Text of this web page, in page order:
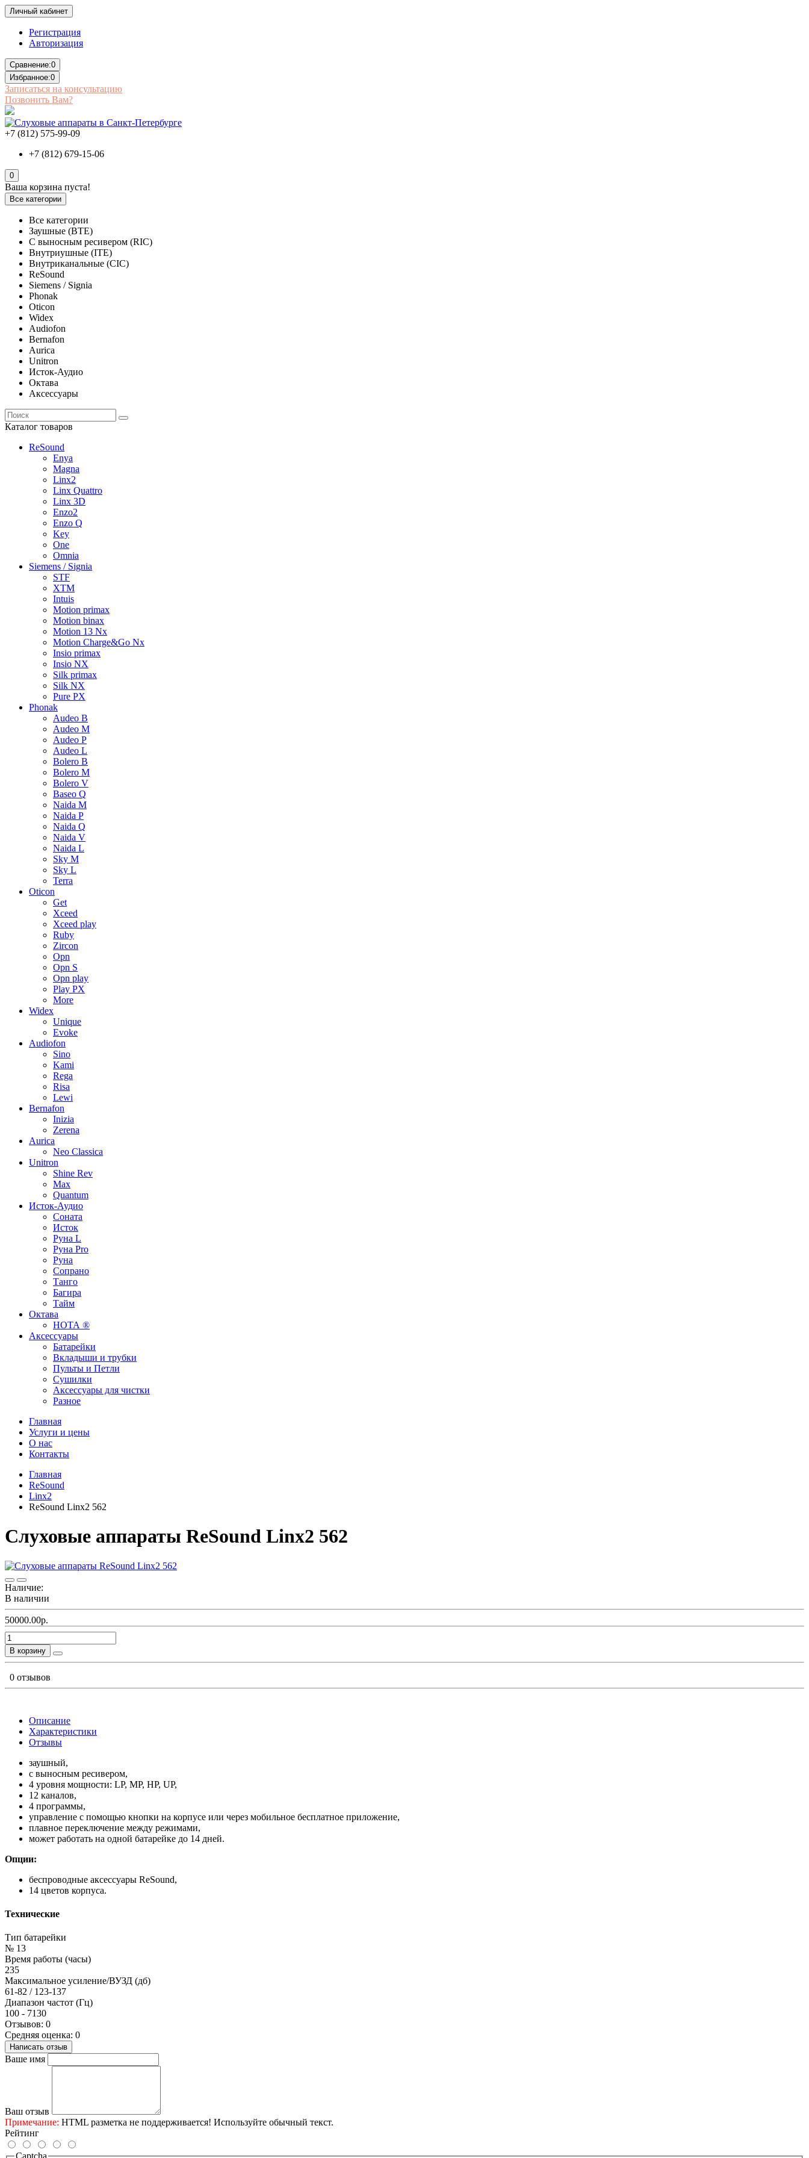
Личный кабинет
Регистрация
Авторизация
Сравнение:0
Избранное:0
Записаться на консультацию
Позвонить Вам?
+7 (812) 575-99-09
+7 (812) 679-15-06
0
Ваша корзина пуста!
Все категории
Все категории
Заушные (BTE)
С выносным ресивером (RIC)
Внутриушные (ITE)
Внутриканальные (CIC)
ReSound
Siemens / Signia
Phonak
Oticon
Widex
Audiofon
Bernafon
Aurica
Unitron
Исток-Аудио
Октава
Аксессуары
Каталог товаров
ReSound
Enya
Magna
Linx2
Linx Quattro
Linx 3D
Enzo2
Enzo Q
Key
One
Omnia
Siemens / Signia
STF
XTM
Intuis
Motion primax
Motion binax
Motion 13 Nx
Motion Charge&Go Nx
Insio primax
Insio NX
Silk primax
Silk NX
Pure PX
Phonak
Audeo B
Audeo M
Audeo P
Audeo L
Bolero B
Bolero M
Bolero V
Baseo Q
Naida M
Naida P
Naida Q
Naida V
Naida L
Sky M
Sky L
Terra
Oticon
Get
Xceed
Xceed play
Ruby
Zircon
Opn
Opn S
Opn play
Play PX
More
Widex
Unique
Evoke
Audiofon
Sino
Kami
Rega
Risa
Lewi
Bernafon
Inizia
Zerena
Aurica
Neo Classica
Unitron
Shine Rev
Max
Quantum
Исток-Аудио
Соната
Исток
Руна L
Руна Pro
Руна
Сопрано
Танго
Багира
Тайм
Октава
НОТА ®
Аксессуары
Батарейки
Вкладыши и трубки
Пульты и Петли
Сушилки
Аксессуары для чистки
Разное
Главная
Услуги и цены
О нас
Контакты
Главная
ReSound
Linx2
ReSound Linx2 562
Слуховые аппараты ReSound Linx2 562
Наличие:
В наличии
50000.00р.
В корзину
0 отзывов
Описание
Характеристики
Отзывы
заушный,
с выносным ресивером,
4 уровня мощности: LP, MP, HP, UP,
12 каналов,
4 программы,
управление с помощью кнопки на корпусе или через мобильное бесплатное приложение,
плавное переключение между режимами,
может работать на одной батарейке до 14 дней.
Опции:
беспроводные аксессуары ReSound,
14 цветов корпуса.
Технические
Тип батарейки
№ 13
Время работы (часы)
235
Максимальное усиление/ВУЗД (дб)
61-82 / 123-137
Диапазон частот (Гц)
100 - 7130
Отзывов: 0
Средняя оценка: 0
Написать отзыв
Ваше имя
Ваш отзыв
Примечание: HTML разметка не поддерживается! Используйте обычный текст.
Рейтинг